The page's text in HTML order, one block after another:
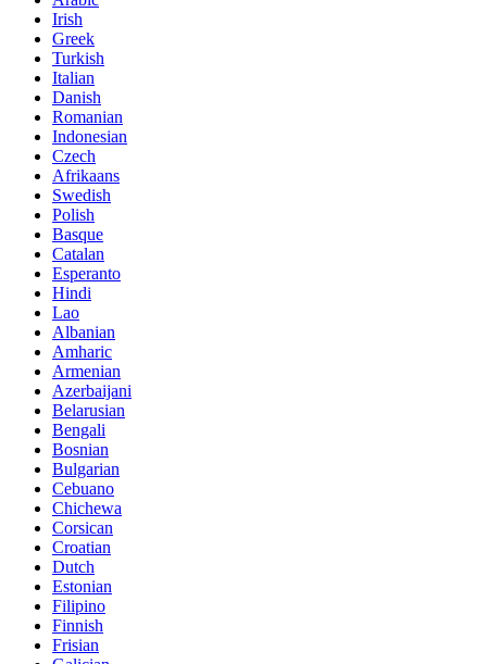
Irish
Greek
Turkish
Italian
Danish
Romanian
Indonesian
Czech
Afrikaans
Swedish
Polish
Basque
Catalan
Esperanto
Hindi
Lao
Albanian
Amharic
Armenian
Azerbaijani
Belarusian
Bengali
Bosnian
Bulgarian
Cebuano
Chichewa
Corsican
Croatian
Dutch
Estonian
Filipino
Finnish
Frisian